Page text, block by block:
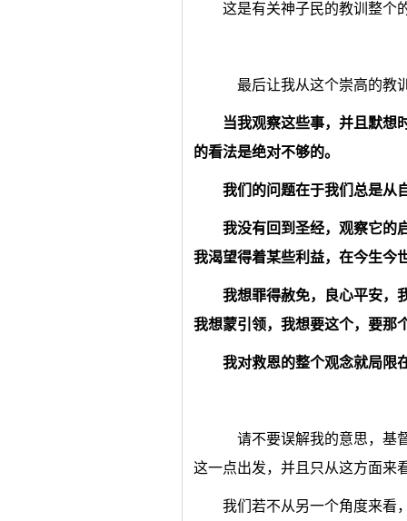
这是有关神子民的教训整个
最后让我从这个崇高的教
当我观察这些事，并且默想
的看法是绝对不够的。
我们的问题在于我们总是从
我没有回到圣经，观察它的
我渴望得着某些利益，在今生今
我想罪得赦免，良心平安，
我想蒙引领，我想要这个，要那
我对救恩的整个观念就局限
请不要误解我的意思，基
这一点出发，并且只从这方面来
我们若不从另一个角度来看